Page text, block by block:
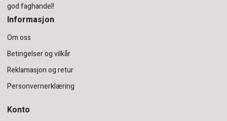
god faghandel!
Informasjon
Om oss
Betingelser og vilkår
Reklamasjon og retur
Personvernerklæring
Konto